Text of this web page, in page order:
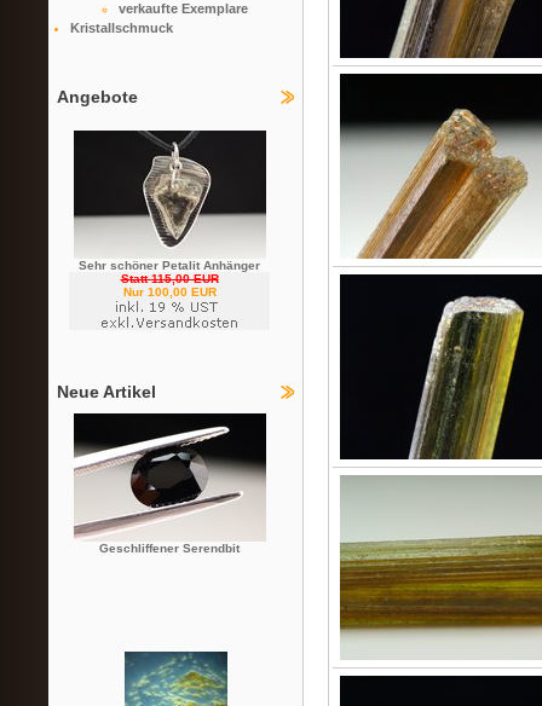
verkaufte Exemplare
Kristallschmuck
Angebote
Sehr schöner Petalit Anhänger
Statt 115,00 EUR
Nur 100,00 EUR
Neue Artikel
Geschliffener Serendbit